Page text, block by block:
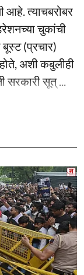
आहे. त्याचबरोबर
चुकांची
(प्रचार)
अशी कबुलीही
सरकारी सूत् ...